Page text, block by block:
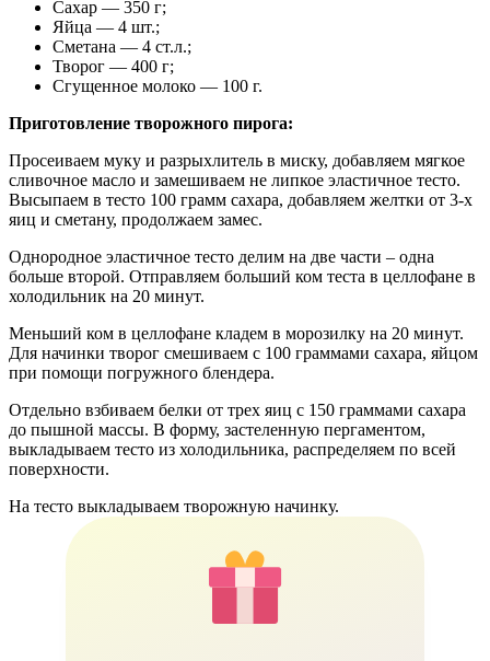
Сахар — 350 г;
Яйца — 4 шт.;
Сметана — 4 ст.л.;
Творог — 400 г;
Сгущенное молоко — 100 г.
Приготовление творожного пирога:
Просеиваем муку и разрыхлитель в миску, добавляем мягкое
сливочное масло и замешиваем не липкое эластичное тесто.
Высыпаем в тесто 100 грамм сахара, добавляем желтки от 3-х
яиц и сметану, продолжаем замес.
Однородное эластичное тесто делим на две части – одна
больше второй. Отправляем больший ком теста в целлофане в
холодильник на 20 минут.
Меньший ком в целлофане кладем в морозилку на 20 минут.
Для начинки творог смешиваем с 100 граммами сахара, яйцом
при помощи погружного блендера.
Отдельно взбиваем белки от трех яиц с 150 граммами сахара
до пышной массы. В форму, застеленную пергаментом,
выкладываем тесто из холодильника, распределяем по всей
поверхности.
На тесто выкладываем творожную начинку.